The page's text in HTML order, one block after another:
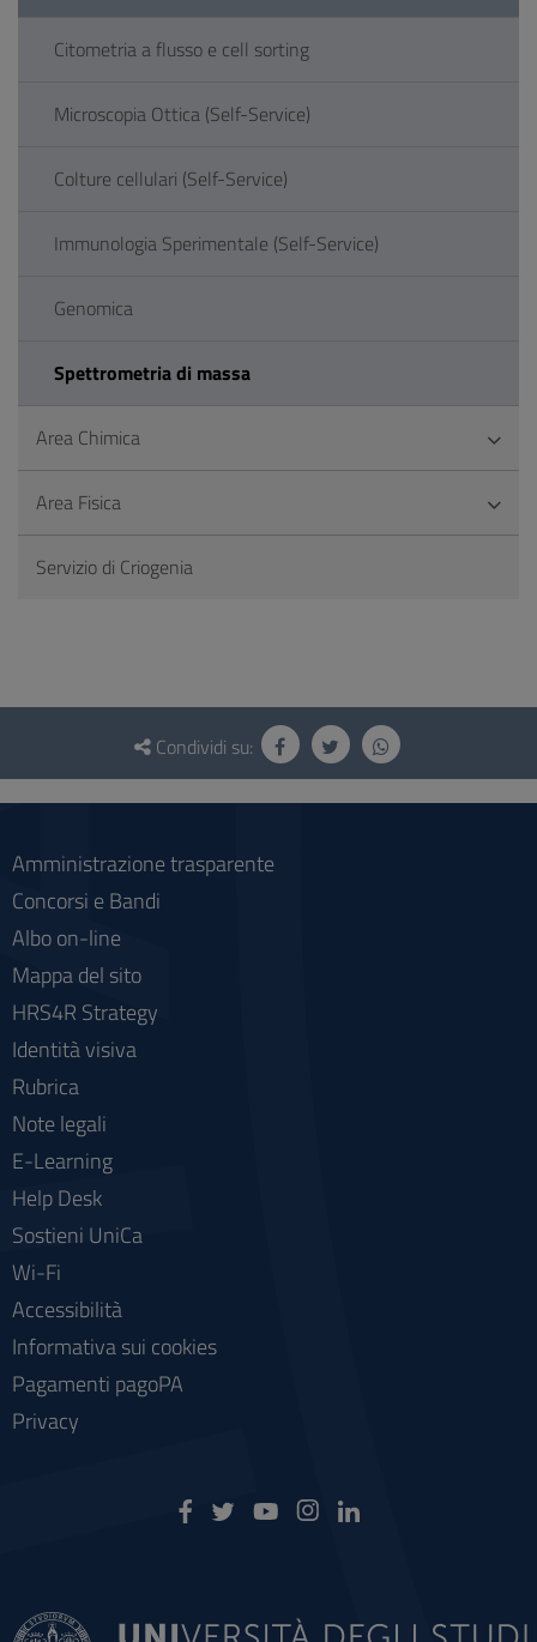
Citometria a flusso e cell sorting
Microscopia Ottica (Self-Service)
Colture cellulari (Self-Service)
Immunologia Sperimentale (Self-Service)
Genomica
Spettrometria di massa
Area Chimica
Area Fisica
Servizio di Criogenia
Questionario
social
Condividi su:
Amministrazione trasparente
Concorsi e Bandi
Albo on-line
Mappa del sito
HRS4R Strategy
Identità visiva
Rubrica
Note legali
E-Learning
Help Desk
Sostieni UniCa
Wi-Fi
Accessibilità
Informativa sui cookies
Pagamenti pagoPA
Privacy